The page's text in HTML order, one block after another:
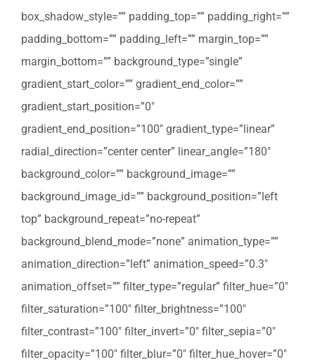
box_shadow_style=”” padding_top=”” padding_right=””
padding_bottom=”” padding_left=”” margin_top=””
margin_bottom=”” background_type=”single”
gradient_start_color=”” gradient_end_color=””
gradient_start_position=”0″
gradient_end_position=”100″ gradient_type=”linear”
radial_direction=”center center” linear_angle=”180″
background_color=”” background_image=””
background_image_id=”” background_position=”left
top” background_repeat=”no-repeat”
background_blend_mode=”none” animation_type=””
animation_direction=”left” animation_speed=”0.3″
animation_offset=”” filter_type=”regular” filter_hue=”0″
filter_saturation=”100″ filter_brightness=”100″
filter_contrast=”100″ filter_invert=”0″ filter_sepia=”0″
filter_opacity=”100″ filter_blur=”0″ filter_hue_hover=”0″